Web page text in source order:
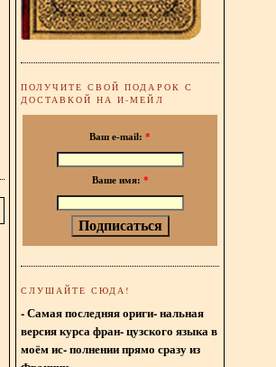
ПОЛУЧИТЕ СВОЙ ПОДАРОК С
ДОСТАВКОЙ НА И-МЕЙЛ
Ваш e-mail: *
Ваше имя: *
СЛУШАЙТЕ СЮДА!
- Самая последняя ориги- нальная
версия курса фран- цузского языка в
моём ис- полнении прямо сразу из